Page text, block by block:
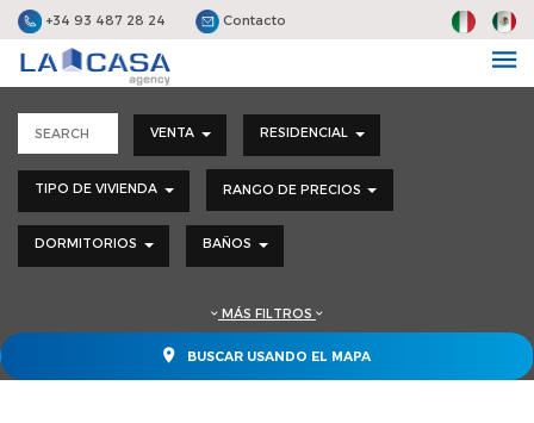
+34 93 487 28 24 Contacto
VENTA RESIDENCIAL
TIPO DE VIVIENDA RANGO DE PRECIOS
DORMITORIOS BAÑOS
MÁS FILTROS
BUSCAR USANDO EL MAPA